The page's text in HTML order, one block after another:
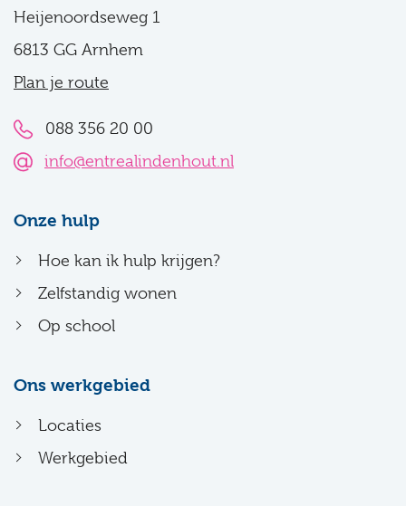
Heijenoordseweg 1
6813 GG Arnhem
Plan je route
088 356 20 00
info@entrealindenhout.nl
Onze hulp
Hoe kan ik hulp krijgen?
Zelfstandig wonen
Op school
Ons werkgebied
Locaties
Werkgebied